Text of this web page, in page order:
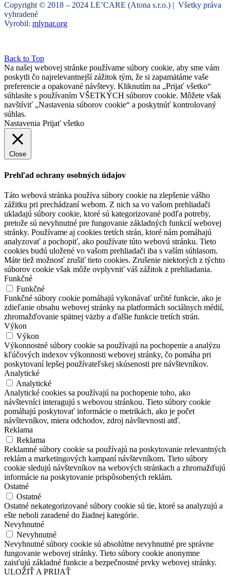
Copyright © 2018 – 2024 LE’CARE (Atona s.r.o.) | Všetky práva
vyhradené
Vyrobil: mlynar.org
Back to Top
Na našej webovej stránke používame súbory cookie, aby sme vám
poskytli čo najrelevantnejší zážitok tým, že si zapamätáme vaše
preferencie a opakované návštevy. Kliknutím na „Prijať všetko“
súhlasíte s používaním VŠETKÝCH súborov cookie. Môžete však
navštíviť „Nastavenia súborov cookie“ a poskytnúť kontrolovaný
súhlas.
Nastavenia Prijať všetko
Close
Prehľad ochrany osobných údajov
Táto webová stránka používa súbory cookie na zlepšenie vášho
zážitku pri prechádzaní webom. Z nich sa vo vašom prehliadači
ukladajú súbory cookie, ktoré sú kategorizované podľa potreby,
pretože sú nevyhnutné pre fungovanie základných funkcií webovej
stránky. Používame aj cookies tretích strán, ktoré nám pomáhajú
analyzovať a pochopiť, ako používate túto webovú stránku. Tieto
cookies budú uložené vo vašom prehliadači iba s vaším súhlasom.
Máte tiež možnosť zrušiť tieto cookies. Zrušenie niektorých z týchto
súborov cookie však môže ovplyvniť váš zážitok z prehliadania.
Funkčné
Funkčné
Funkčné súbory cookie pomáhajú vykonávať určité funkcie, ako je
zdieľanie obsahu webovej stránky na platformách sociálnych médií,
zhromažďovanie spätnej väzby a ďalšie funkcie tretích strán.
Výkon
Výkon
Výkonnostné súbory cookie sa používajú na pochopenie a analýzu
kľúčových indexov výkonnosti webovej stránky, čo pomáha pri
poskytovaní lepšej používateľskej skúsenosti pre návštevníkov.
Analytické
Analytické
Analytické cookies sa používajú na pochopenie toho, ako
návštevníci interagujú s webovou stránkou. Tieto súbory cookie
pomáhajú poskytovať informácie o metrikách, ako je počet
návštevníkov, miera odchodov, zdroj návštevnosti atď.
Reklama
Reklama
Reklamné súbory cookie sa používajú na poskytovanie relevantných
reklám a marketingových kampaní návštevníkom. Tieto súbory
cookie sledujú návštevníkov na webových stránkach a zhromažďujú
informácie na poskytovanie prispôsobených reklám.
Ostatné
Ostatné
Ostatné nekategorizované súbory cookie sú tie, ktoré sa analyzujú a
ešte neboli zaradené do žiadnej kategórie.
Nevyhnutné
Nevyhnutné
Nevyhnutné súbory cookie sú absolútne nevyhnutné pre správne
fungovanie webovej stránky. Tieto súbory cookie anonymne
zaisťujú základné funkcie a bezpečnostné prvky webovej stránky.
ULOŽIŤ A PRIJAŤ